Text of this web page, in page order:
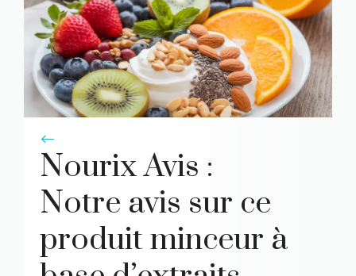
Nourix Avis :
Notre avis sur ce
produit minceur à